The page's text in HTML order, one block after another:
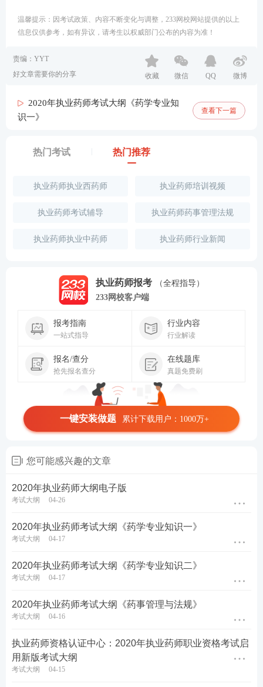
温馨提示：因考试政策、内容不断变化与调整，233网校网站提供的以上
信息仅供参考，如有异议，请考生以权威部门公布的内容为准！
责编：YYT
好文章需要你的分享
收藏 微信 QQ 微博
2020年执业药师考试大纲《药学专业知
识一》
查看下一篇
热门考试 热门推荐
执业药师执业西药师 执业药师培训视频
执业药师考试辅导 执业药师药事管理法规
执业药师执业中药师 执业药师行业新闻
执业药师报考
（全程指导）
233网校客户端
报考指南
一站式指导
行业内容
行业解读
报名/查分
抢先报名查分
在线题库
真题免费刷
一键安装做题 累计下载用户：1000万+
您可能感兴趣的文章
2020年执业药师大纲电子版
考试大纲 04-26
2020年执业药师考试大纲《药学专业知识一》
考试大纲 04-17
2020年执业药师考试大纲《药学专业知识二》
考试大纲 04-17
2020年执业药师考试大纲《药事管理与法规》
考试大纲 04-16
执业药师资格认证中心：2020年执业药师职业资格考试启
用新版考试大纲
考试大纲 04-15